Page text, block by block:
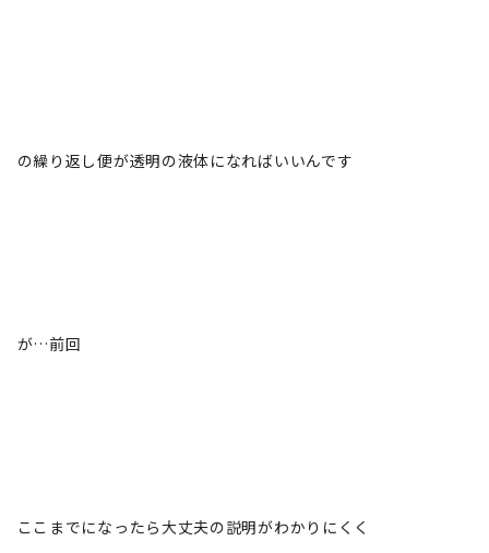
の繰り返し便が透明の液体になればいいんです
が…前回
ここまでになったら大丈夫の説明がわかりにくく